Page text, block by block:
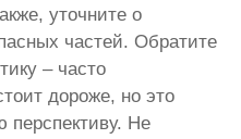
уточните о
частей. Обратите
– часто
дороже, но это
перспективу. Не